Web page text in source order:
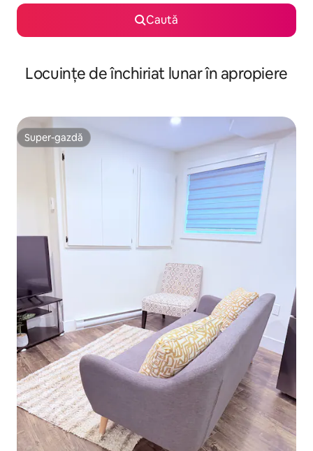
Caută
Locuințe de închiriat lunar în apropiere
Super-gazdă
Super-gazdă